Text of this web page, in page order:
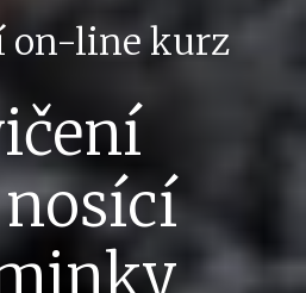
on-line kurz